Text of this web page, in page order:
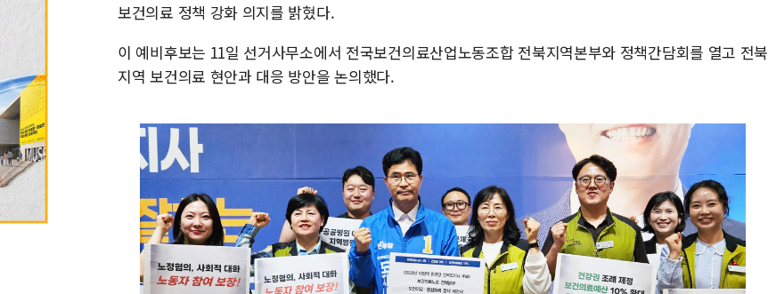
보건의료 정책 강화 의지를 밝혔다.
이 예비후보는 11일 선거사무소에서 전국보건의료산업노동조합 전북지역본부와 정책간담회를 열고 전북
지역 보건의료 현안과 대응 방안을 논의했다.